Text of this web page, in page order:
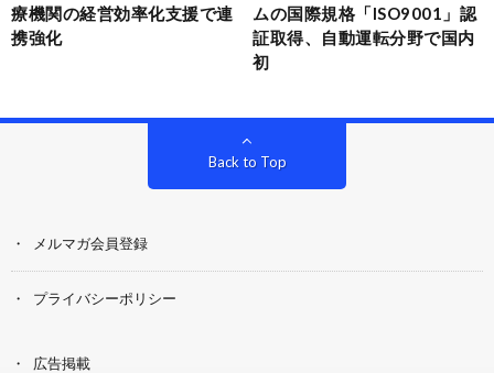
療機関の経営効率化支援で連
携強化
ムの国際規格「ISO9001」認
証取得、自動運転分野で国内
初
Back to Top
メルマガ会員登録
プライバシーポリシー
広告掲載